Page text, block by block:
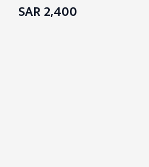
2,400 SAR